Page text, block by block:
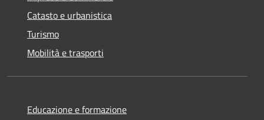
Catasto e urbanistica
Turismo
Mobilità e trasporti
Educazione e formazione